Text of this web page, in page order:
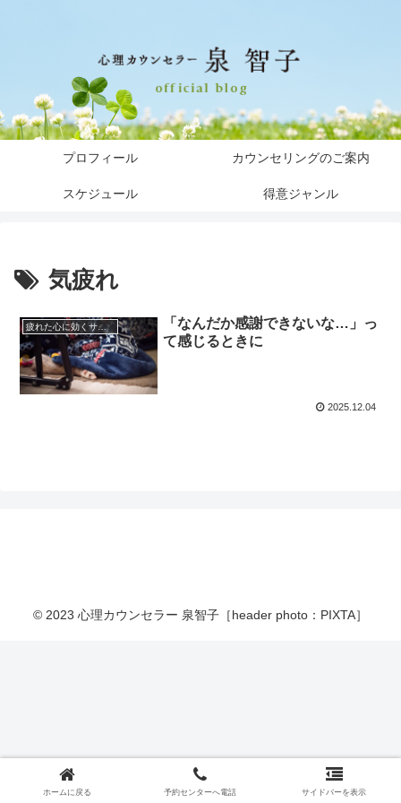
プロフィール カウンセリングのご案内
スケジュール 得意ジャンル
気疲れ
疲れた心に効くサプリ
「なんだか感謝できないな…」っ
て感じるときに
2025.12.04
© 2023 心理カウンセラー 泉智子［header photo：PIXTA］
ホームに戻る 予約センターへ電話 サイドバーを表示